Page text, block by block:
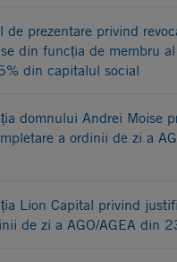
de prezentare privind
din funcția de membru
din capitalul social
domnului Andrei Moise
a ordinii de zi a
Lion Capital privind
de zi a AGO/AGEA din